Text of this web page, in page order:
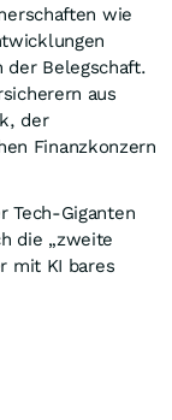
wie
der Belegschaft.
aus
der
Finanzkonzern
Tech-Giganten
die „zweite
mit KI bares